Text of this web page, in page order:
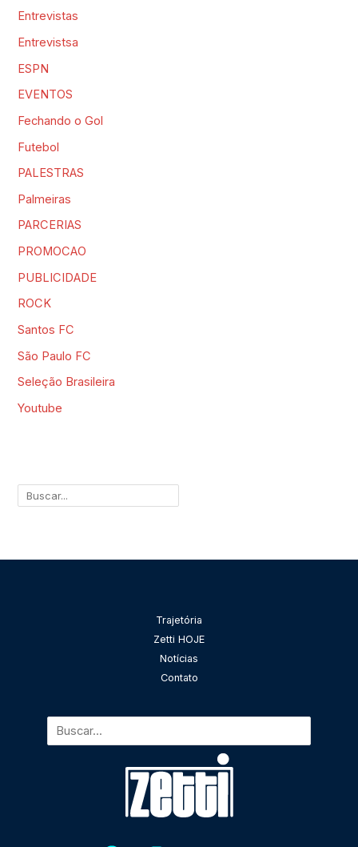
Entrevistas
Entrevistsa
ESPN
EVENTOS
Fechando o Gol
Futebol
PALESTRAS
Palmeiras
PARCERIAS
PROMOCAO
PUBLICIDADE
ROCK
Santos FC
São Paulo FC
Seleção Brasileira
Youtube
Trajetória
Zetti HOJE
Notícias
Contato
Pesquisar